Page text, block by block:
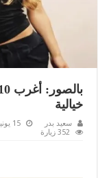
خيالية
سعيد بدر 15 يونيو، 2015
352 زيارة